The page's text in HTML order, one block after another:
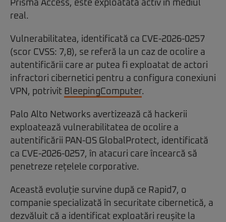
Prisma Access, este exploatată activ în mediul
real.
Vulnerabilitatea, identificată ca CVE-2026-0257
(scor CVSS: 7,8), se referă la un caz de ocolire a
autentificării care ar putea fi exploatat de actori
infractori cibernetici pentru a configura conexiuni
VPN, potrivit BleepingComputer.
Palo Alto Networks avertizează că hackerii
exploatează vulnerabilitatea de ocolire a
autentificării PAN-OS GlobalProtect, identificată
ca CVE-2026-0257, în atacuri care încearcă să
penetreze rețelele corporative.
Această evoluție survine după ce Rapid7, o
companie specializată în securitate cibernetică, a
dezvăluit că a identificat exploatări reușite la